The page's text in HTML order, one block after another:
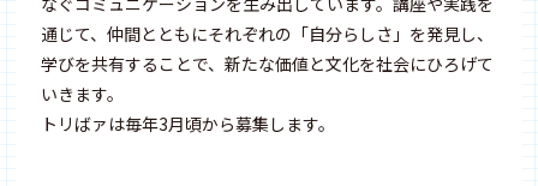
通じて、仲間とともにそれぞれの「自分らしさ」を発見し、
学びを共有することで、新たな価値と⽂化を社会にひろげて
いきます。
トリばァは毎年3月頃から募集します。